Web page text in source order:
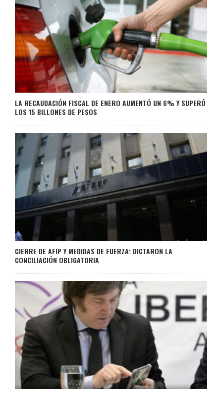
LA RECAUDACIÓN FISCAL DE ENERO AUMENTÓ UN 6% Y SUPERÓ
LOS 15 BILLONES DE PESOS
CIERRE DE AFIP Y MEDIDAS DE FUERZA: DICTARON LA
CONCILIACIÓN OBLIGATORIA